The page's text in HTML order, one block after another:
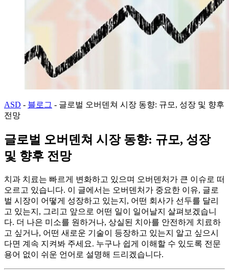
ASD - 블로그 - 글로벌 오버덴쳐 시장 동향: 규모, 성장 및 향후
전망
글로벌 오버덴쳐 시장 동향: 규모, 성장
및 향후 전망
치과 치료는 빠르게 변화하고 있으며 오버덴처가 큰 이슈로 떠
오르고 있습니다. 이 글에서는 오버덴처가 중요한 이유, 글로
벌 시장이 어떻게 성장하고 있는지, 어떤 회사가 선두를 달리
고 있는지, 그리고 앞으로 어떤 일이 일어날지 살펴보겠습니
다. 더 나은 미소를 원하거나, 상실된 치아를 안전하게 치료하
고 싶거나, 어떤 새로운 기술이 등장하고 있는지 알고 싶으시
다면 계속 지켜봐 주세요. 누구나 쉽게 이해할 수 있도록 전문
용어 없이 쉬운 언어로 설명해 드리겠습니다.